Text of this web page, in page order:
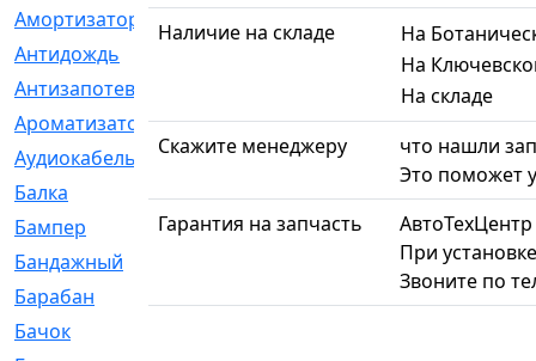
Амортизаторы
Антидождь
Антизапотеватель
Ароматизатор
[35]
Аудиокабель
[2]
Балка
[58]
Бампер
[137]
Бандажный
Барабан
Бачок
Наличие на складе
На
На
На складе
Скажите менеджеру
что нашли
Это поможет
Гарантия на запчасть
При
Звоните по